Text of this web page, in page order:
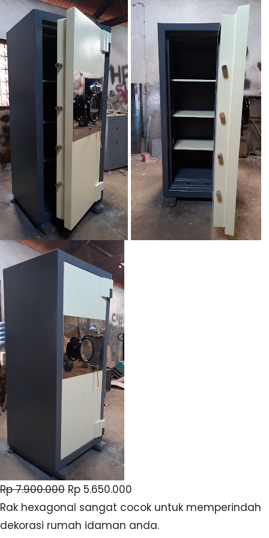
Rp 7.900.000 Rp 5.650.000
Rak hexagonal sangat cocok untuk memperindah
dekorasi rumah idaman anda.